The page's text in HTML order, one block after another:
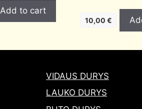
Add to cart
10,00€
VIDAUS DURYS
LAUKO DURYS